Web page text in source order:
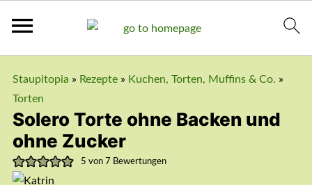
Staupitopia » Rezepte» Kuchen, Torten, Muffins & Co. »
Torten
Solero Torte ohne Backen und
ohne Zucker
5 von 7 Bewertungen